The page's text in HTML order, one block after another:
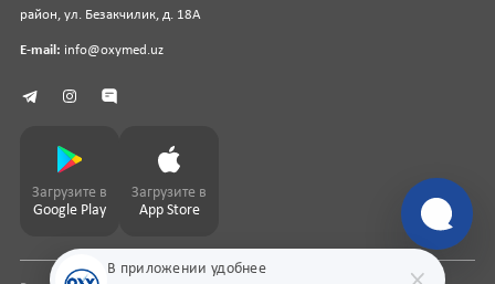
В приложении удобнее
район, ул. Безакчилик, д. 18А
E-mail: info@oxymed.uz
Загрузите в
Google Play
Загрузите в
App Store